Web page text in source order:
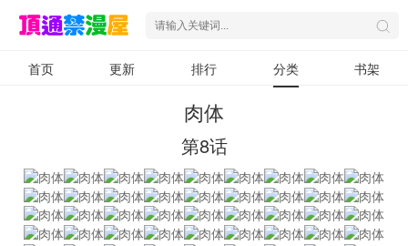
首页 更新 排行 分类 书架
肉体
第8话